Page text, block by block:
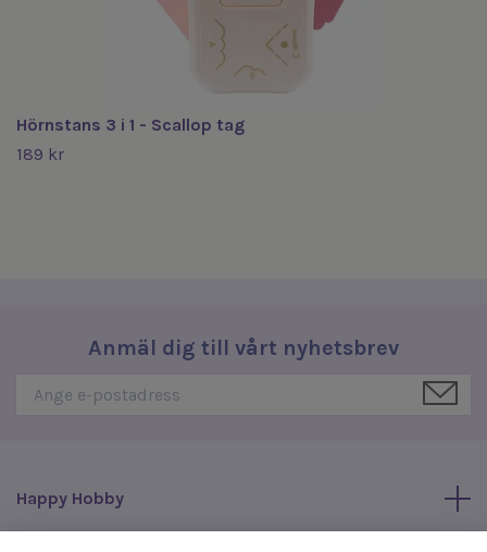
Hörnstans 3 i 1 - Scallop tag
189 kr
Anmäl dig till vårt nyhetsbrev
Happy Hobby